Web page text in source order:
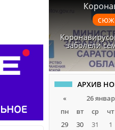
заболели
АРХИВ
« 26
пн
вт ср чт
29
30 31 1